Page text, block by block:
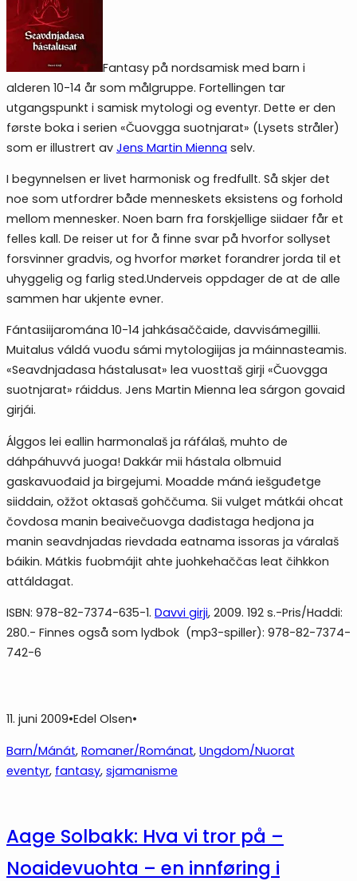
Fantasy på nordsamisk med barn i
alderen 10-14 år som målgruppe. Fortellingen tar
utgangspunkt i samisk mytologi og eventyr. Dette er den
første boka i serien «Čuovgga suotnjarat» (Lysets stråler)
som er illustrert av Jens Martin Mienna selv.
I begynnelsen er livet harmonisk og fredfullt. Så skjer det
noe som utfordrer både menneskets eksistens og forhold
mellom mennesker. Noen barn fra forskjellige siidaer får et
felles kall. De reiser ut for å finne svar på hvorfor sollyset
forsvinner gradvis, og hvorfor mørket forandrer jorda til et
uhyggelig og farlig sted.Underveis oppdager de at de alle
sammen har ukjente evner.
Fántasiijaromána 10-14 jahkásaččaide, davvisámegillii.
Muitalus váldá vuođu sámi mytologiijas ja máinnasteamis.
«Seavdnjadasa hástalusat» lea vuosttaš girji «Čuovgga
suotnjarat» ráiddus. Jens Martin Mienna lea sárgon govaid
girjái.
Álggos lei eallin harmonalaš ja ráfálaš, muhto de
dáhpáhuvvá juoga! Dakkár mii hástala olbmuid
gaskavuođaid ja birgejumi. Moadde máná iešguđetge
siiddain, ožžot oktasaš gohččuma. Sii vulget mátkái ohcat
čovdosa manin beaivečuovga dađistaga hedjona ja
manin seavdnjadas rievdada eatnama issoras ja váralaš
báikin. Mátkis fuobmájit ahte juohkehaččas leat čihkkon
attáldagat.
ISBN: 978-82-7374-635-1. Davvi girji, 2009. 192 s.-Pris/Haddi:
280.- Finnes også som lydbok (mp3-spiller): 978-82-7374-
742-6
11. juni 2009•Edel Olsen•
Barn/Mánát, Romaner/Románat, Ungdom/Nuorat
eventyr, fantasy, sjamanisme
Aage Solbakk: Hva vi tror på –
Noaidevuohta – en innføring i